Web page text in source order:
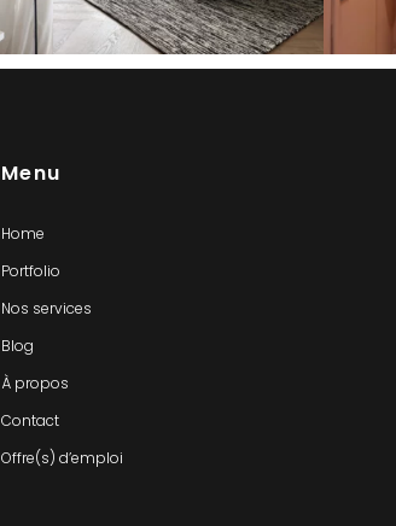
Menu
Home
Portfolio
Nos services
Blog
À propos
Contact
Offre(s) d’emploi